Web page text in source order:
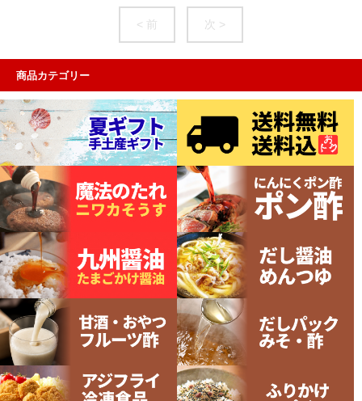
< 前 次 >
商品カテゴリー